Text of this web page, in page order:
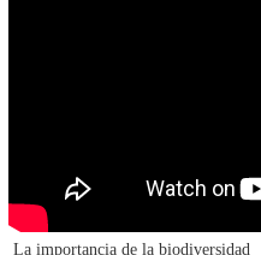
La importancia de la biodiversidad